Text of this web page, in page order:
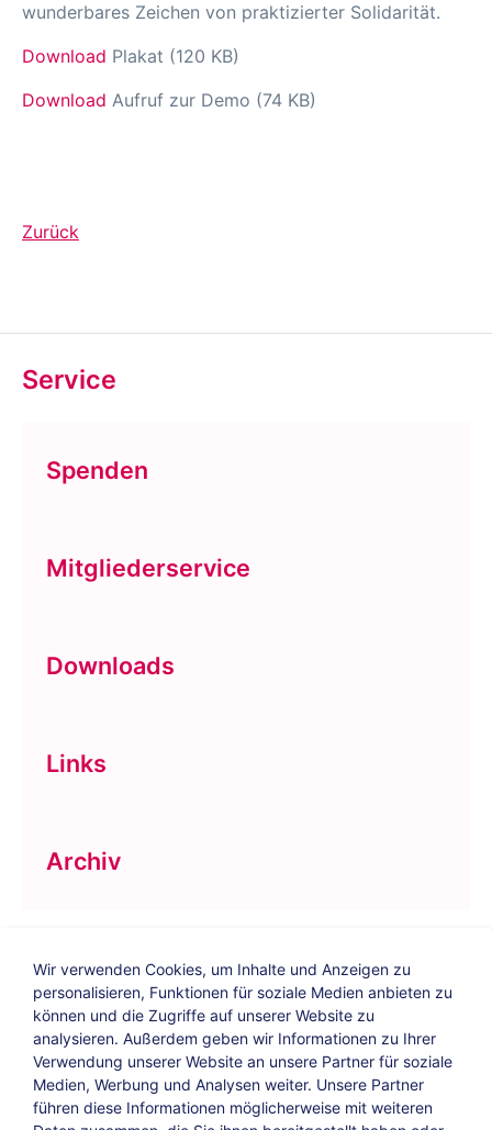
wunderbares Zeichen von praktizierter Solidarität.
Download Plakat (120 KB)
Download Aufruf zur Demo (74 KB)
Zurück
Service
Spenden
Mitgliederservice
Downloads
Links
Archiv
Bildungs-Blog| Instagram| Facebook|
YouTube
Wir verwenden Cookies, um Inhalte und Anzeigen zu
personalisieren, Funktionen für soziale Medien anbieten zu
können und die Zugriffe auf unserer Website zu
analysieren. Außerdem geben wir Informationen zu Ihrer
Verwendung unserer Website an unsere Partner für soziale
Medien, Werbung und Analysen weiter. Unsere Partner
führen diese Informationen möglicherweise mit weiteren